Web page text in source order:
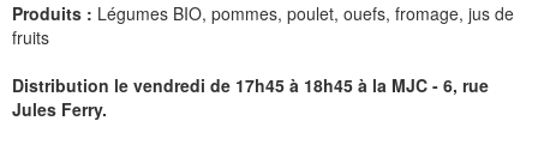
Produits : Légumes BIO, pommes, poulet, ouefs, fromage, jus de
fruits
Distribution le vendredi de 17h45 à 18h45 à la MJC - 6, rue
Jules Ferry.